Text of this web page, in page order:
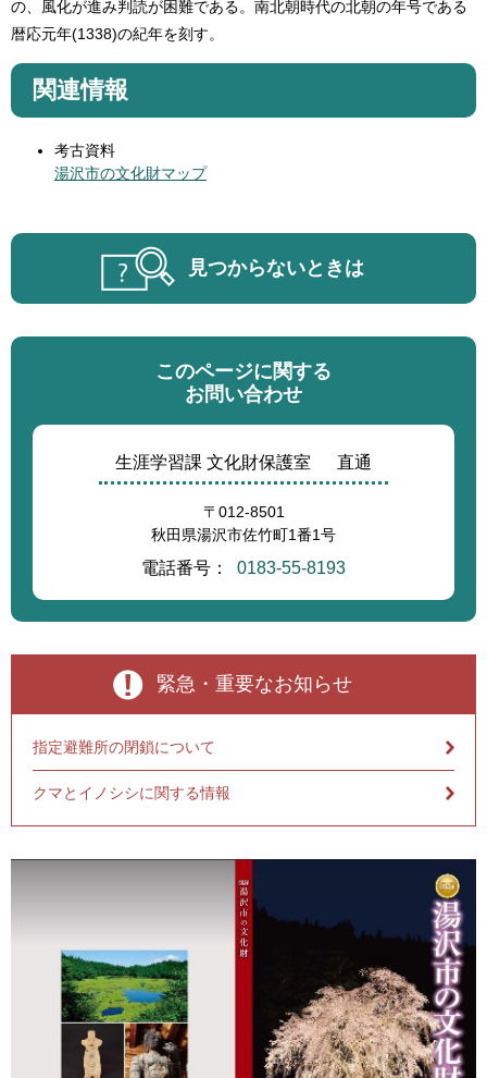
の、風化が進み判読が困難である。南北朝時代の北朝の年号である
暦応元年(1338)の紀年を刻す。
関連情報
考古資料
湯沢市の文化財マップ
見つからないときは
このページに関する
お問い合わせ
生涯学習課 文化財保護室 直通
〒012-8501
秋田県湯沢市佐竹町1番1号
電話番号： 0183-55-8193
緊急・重要なお知らせ
指定避難所の閉鎖について
クマとイノシシに関する情報